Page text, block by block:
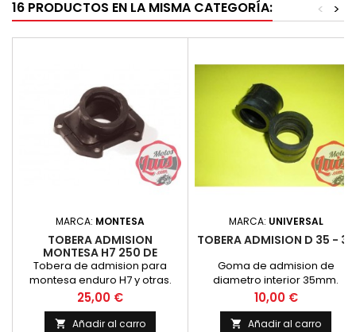
16 PRODUCTOS EN LA MISMA CATEGORÍA: >
<
MARCA: MONTESA
TOBERA ADMISION
MONTESA H7 250 DE
LAMINAS D.40 MM.
Tobera de admision para
montesa enduro H7 y otras.
Precio
25,00 €
 Añadir al carro
MARCA: UNIVERSAL
TOBERA ADMISION D 35 - 35
Goma de admision de
diametro interior 35mm.
Longitud de 35 mm. Adaptable
a OSSA, Montesa y Bultac
Precio
10,00 €
 Añadir al carro